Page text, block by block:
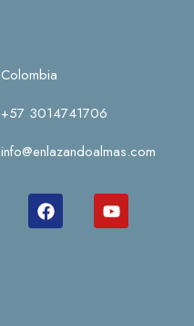
Colombia
+57 3014741706
info@enlazandoalmas.com